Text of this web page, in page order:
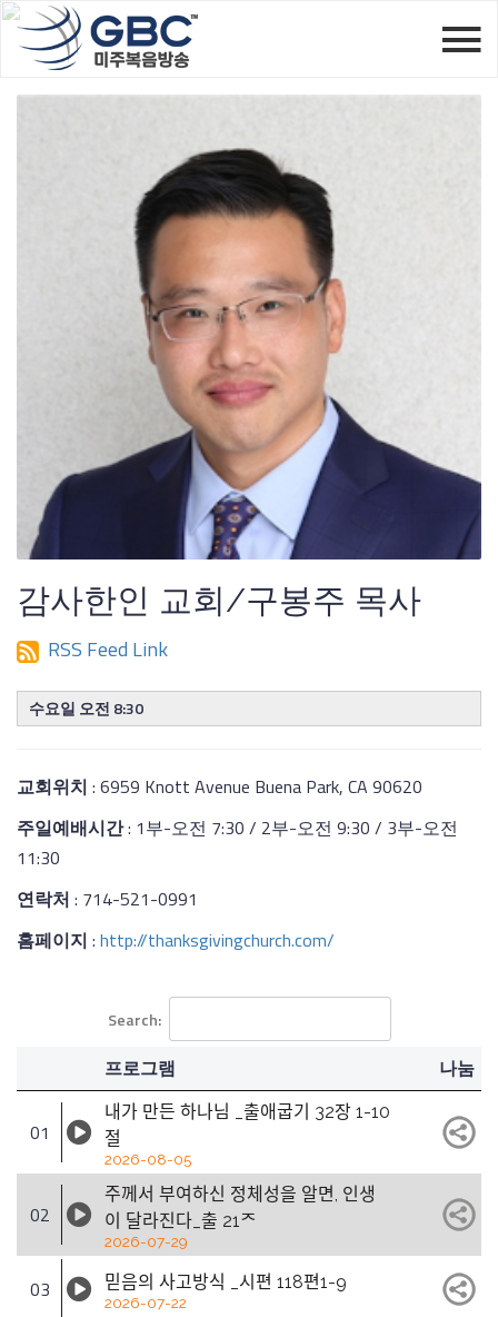
감사한인 교회/구봉주 목사
RSS Feed Link
수요일 오전 8:30
교회위치 : 6959 Knott Avenue Buena Park, CA 90620
주일예배시간: 1부-오전 7:30 / 2부-오전 9:30 / 3부-오전
11:30
연락처 : 714-521-0991
홈페이지 : http://thanksgivingchurch.com/
Search:
프로그램 나눔
01
내가 만든 하나님 _출애굽기 32장 1-10
절
2026-08-05
02
주께서 부여하신 정체성을 알면, 인생
이 달라진다_출 21ᄌ
2026-07-29
03 믿음의 사고방식 _시편 118편1-9
2026-07-22